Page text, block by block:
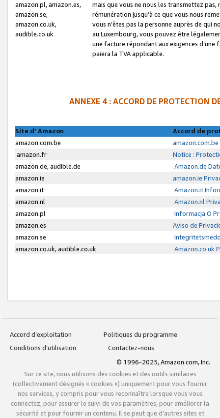
amazon.pl, amazon.es,
amazon.se,
amazon.co.uk,
audible.co.uk
mais que vous ne nous les transmettez
rémunération jusqu’à ce que vous nous
vous n’êtes pas la personne auprès de qui
au Luxembourg, vous pouvez être
une facture répondant aux exigences
paiera la TVA applicable.
ANNEXE 4 : ACCORD DE PROTECTION
Site d’ Amazon
Accord de
amazon.com.be
amazon.fr
Notice :
amazon.de, audible.de
Amazon.de
amazon.ie
amazon.ie
amazon.it
Amazon.it
amazon.nl
Amazon.nl
amazon.pl
Informacja O
amazon.es
Aviso de
amazon.se
amazon.co.uk, audible.co.uk
Amazon.co.uk
Accord d’exploitation
Politiques du programme
Conditions d’utilisation
Contactez-nous
© 1996-2025, Amazon.com, Inc.
Sur ce site, nous utilisons des cookies et des outils similaires
(collectivement désignés « cookies ») uniquement pour vous fournir
nos services, y compris pour vous reconnaître lorsque vous vous
connectez, pour assurer le suivi de vos paramètres, pour améliorer la
sécurité et pour fournir un contenu. Il se peut que d’autres sites et